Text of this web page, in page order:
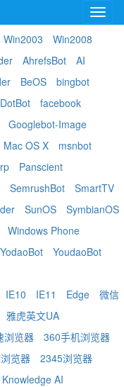
Win2003
Win2008
AhrefsBot
AI
BeOS
bingbot
DotBot
facebook
Googlebot-Image
Mac OS X
msnbot
Panscient
SemrushBot
SmartTV
SunOS
SymbianOS
Windows Phone
YodaoBot
YoudaoBot
IE10 IE11 Edge
微信
雅虎英文UA
浏览器
360手机浏览器
览器
2345浏览器
AI